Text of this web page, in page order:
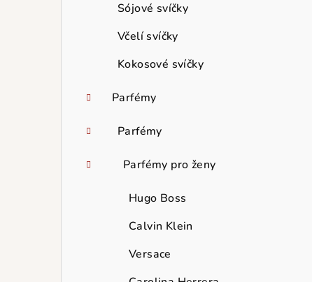
Sójové svíčky
Včelí svíčky
Kokosové svíčky
Parfémy
Parfémy
Parfémy pro ženy
Hugo Boss
Calvin Klein
Versace